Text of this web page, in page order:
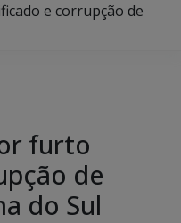
e corrupção de
furto
de
do Sul